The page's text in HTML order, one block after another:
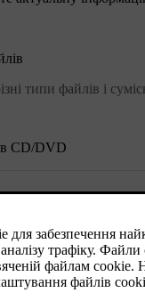
типи файлів і
CD/DVD